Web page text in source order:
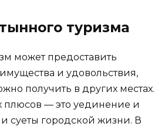
туризма
может предоставить
и удовольствия,
получить в других местах.
плюсов — это уединение и
и суеты городской жизни. В